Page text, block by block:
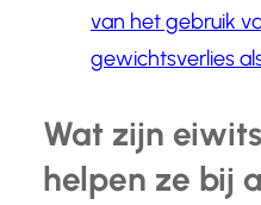
van het gebruik
gewichtsverlies
Wat zijn
helpen ze bij